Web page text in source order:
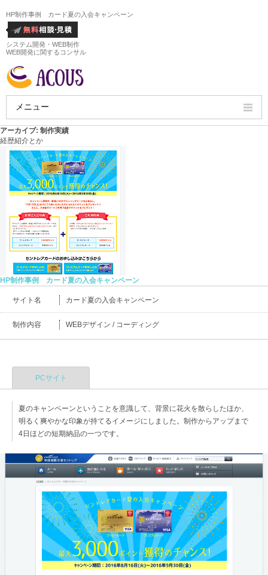
HP制作事例 カード夏の入会キャンペーン
システム開発・WEB制作
WEB開発に関するコンサル
メニュー
ホームページ制作実績
ホームページ制作料金
ホームページ制作の流れ
アーカイブ: 制作実績
経歴紹介とか
HP制作事例 カード夏の入会キャンペーン
サイト名 カード夏の入会キャンペーン
制作内容 WEBデザイン / コーディング
PCサイト
夏のキャンペーンということを意識して、背景に花火を散らしたほか、
明るく爽やかな印象が持てるイメージにしました。制作からアップまで
4日ほどの短期納品の一つです。